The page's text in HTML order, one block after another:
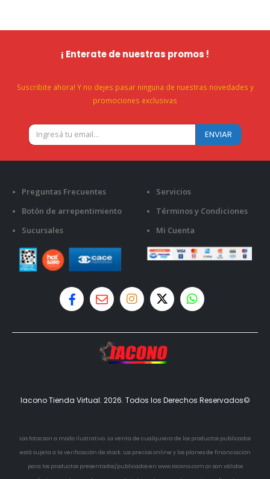
¡ Enterate de nuestras promos !
Suscribite ahora! Y no dejes pasar ninguna de nuestras novedades y
promociones exclusivas
Preguntas Frecuentes
Botón de arrepentimiento
Sucursales
Servicios
Términos y Condiciones
Mi Cuenta
Iacono Tienda Virtual. 2026. Todos los Derechos Reservados©
Las fotos son a modo ilustrativo. La venta de cualquiera de los productos publicados
está sujeta a la verificación de stock. Los precios online y los planes de financiación
para los productos presentados/publicados en www.iacono.com.ar son válidos